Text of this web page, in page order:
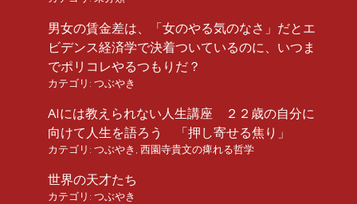
男女の賃金差は、「女のやる気のなさ」だとエ
ビデンス経済学で決着ついているのに、いつま
でポリコレやるつもりだ？
カテゴリ: つぶやき
AIには教えられない人生講座 ２２歳の自分に
向けて人生を語ろう 「押し寄せる焦り」
カテゴリ: つぶやき 西園寺貴文の痺れる哲学
世界の天才たち
カテゴリ: つぶやき